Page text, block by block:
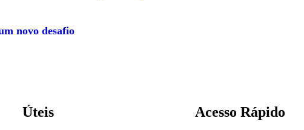
novo desafio
Úteis Acesso Rápido